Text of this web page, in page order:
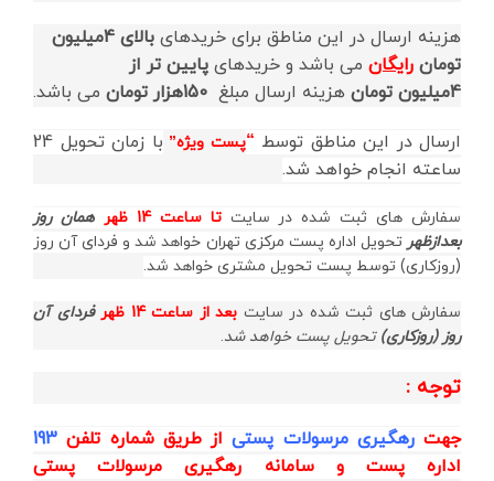
هزینه ارسال در این مناطق برای خریدهای
بالای 4میلیون
تومان رایگان می باشد و خریدهای پایین تر از
4میلیون
تومان هزینه ارسال مبلغ 150هزار تومان می باشد.
ارسال در این مناطق توسط “پست ویژه”
با زمان تحویل 24
ساعته انجام خواهد شد.
سفارش های ثبت شده در سایتتا ساعت 14 ظهر
همان روز
بعدازظهر تحویل اداره پست مرکزی تهران خواهد شد و فردای آن روز
(روزکاری) توسط پست تحویل مشتری خواهد شد.
سفارش های ثبت شده در سایت بعد از ساعت 14 ظهر
فردای آن
روز (روزکاری) تحویل پست خواهد شد.
توجه :
جهترهگیری مرسولات پستی از طریقشماره تلفن 193
اداره پست وسامانه رهگیری مرسولات پستی